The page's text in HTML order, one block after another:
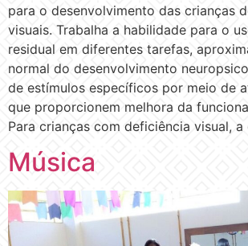
para o desenvolvimento das crianças
visuais. Trabalha a habilidade para o
residual em diferentes tarefas,
normal do desenvolvimento
de estímulos específicos por meio de
que proporcionem melhora da
Para crianças com deficiência visual,
Música